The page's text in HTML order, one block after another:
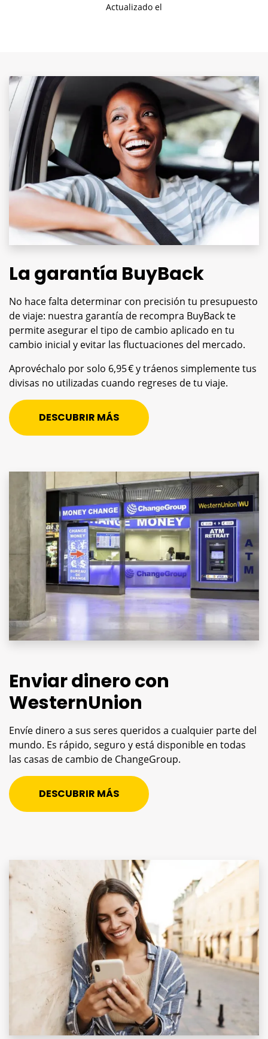
Actualizado el
La garantía BuyBack
No hace falta determinar con precisión tu presupuesto
de viaje: nuestra garantía de recompra BuyBack te
permite asegurar el tipo de cambio aplicado en tu
cambio inicial y evitar las fluctuaciones del mercado.
Aprovéchalo por solo 6,95 € y tráenos simplemente tus
divisas no utilizadas cuando regreses de tu viaje.
DESCUBRIR MÁS
Enviar dinero con
WesternUnion
Envíe dinero a sus seres queridos a cualquier parte del
mundo. Es rápido, seguro y está disponible en todas
las casas de cambio de ChangeGroup.
DESCUBRIR MÁS